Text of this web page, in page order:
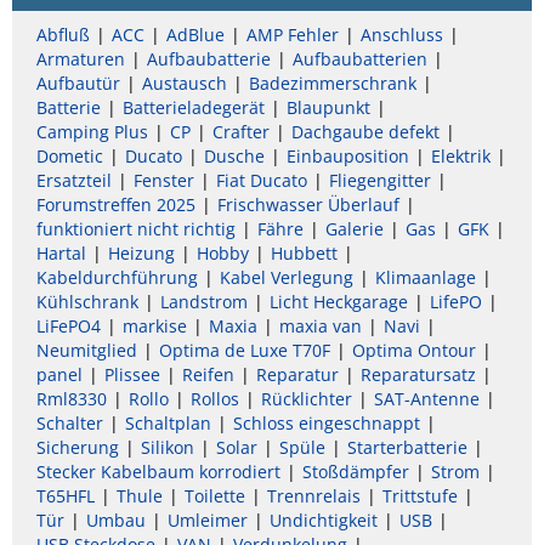
Abfluß ACC AdBlue AMP Fehler
Anschluss
Armaturen
Aufbaubatterie
Aufbaubatterien
Aufbautür
Austausch
Badezimmerschrank
Batterie
Batterieladegerät
Blaupunkt
Camping Plus
CP Crafter
Dachgaube defekt
Dometic
Ducato Dusche Einbauposition
Elektrik
Ersatzteil
Fenster Fiat Ducato
Fliegengitter
Forumstreffen 2025
Frischwasser Überlauf
funktioniert nicht richtig
Fähre Galerie Gas
GFK
Hartal
Heizung Hobby
Hubbett
Kabeldurchführung
Kabel Verlegung
Klimaanlage
Kühlschrank
Landstrom Licht Heckgarage
LifePO
LiFePO4
markise Maxia maxia van
Navi
Neumitglied
Optima de Luxe T70F
Optima Ontour
panel
Plissee Reifen Reparatur
Reparatursatz
Rml8330
Rollo Rollos Rücklichter
SAT-Antenne
Schalter
Schaltplan
Schloss eingeschnappt
Sicherung
Silikon Solar Spüle
Starterbatterie
Stecker Kabelbaum korrodiert
Stoßdämpfer
Strom
T65HFL
Thule Toilette Trennrelais
Trittstufe
Tür
Umbau Umleimer Undichtigkeit
USB